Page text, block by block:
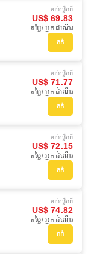
ចាប់ផ្ដើមពី
US$ 69.83
តម្លៃ/ អ្នកដំណើរ
កក់
ចាប់ផ្ដើមពី
US$ 71.77
តម្លៃ/ អ្នកដំណើរ
កក់
ចាប់ផ្ដើមពី
US$ 72.15
តម្លៃ/ អ្នកដំណើរ
កក់
ចាប់ផ្ដើមពី
US$ 74.82
តម្លៃ/ អ្នកដំណើរ
កក់